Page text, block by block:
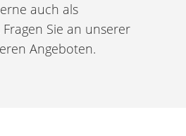
auch als
Sie an unserer
Angeboten.